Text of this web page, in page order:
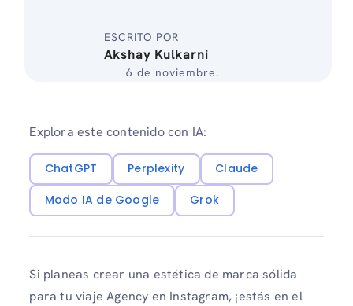
ESCRITO POR
Akshay Kulkarni
6 de noviembre.
Explora este contenido con IA:
ChatGPT Perplexity
Claude
Modo IA de Google
Grok
Si planeas crear una estética de marca sólida
para tu viaje Agency en Instagram, ¡estás en el